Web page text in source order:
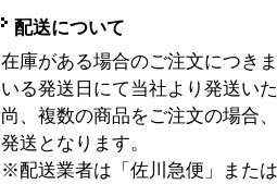
配送について
在庫がある場合のご注文につき
いる発送日にて当社より発送い
尚、複数の商品をご注文の場合
発送となります。
※配送業者は「佐川急便」また